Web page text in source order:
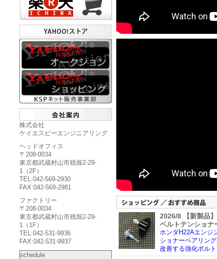
2026/8 【新製品
ベルトテンショ
ホンダH22Aエンジ
ショナーベアリン
改善する強化ボル
株式会社
ケイエスピーエンジニアリング
ヘッドオフィス
〒208-0034
東京都武蔵村山市残堀2-29-
1（2F）
TEL:042-569-2930
FAX:042-569-2981
ファクトリー
〒208-0034
東京都武蔵村山市残堀2-29-
1（1F）
TEL:042-531-9936
FAX:042-531-9937
schedule